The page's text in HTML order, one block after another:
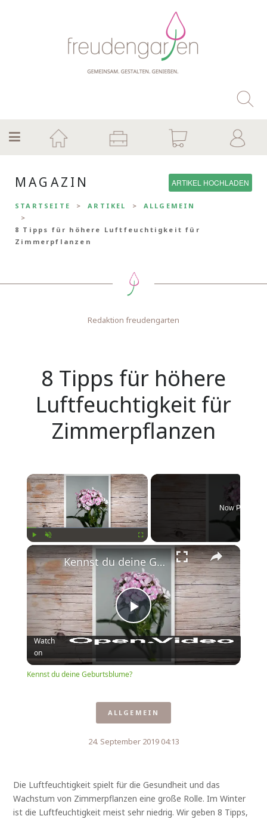
MAGAZIN ARTIKEL HOCHLADEN
STARTSEITE ARTIKEL ALLGEMEIN
8 Tipps für höhere Luftfeuchtigkeit für
Zimmerpflanzen
Redaktion freudengarten
8 Tipps für höhere
Luftfeuchtigkeit für
Zimmerpflanzen
Fullscreen
Now Playing
Play
Video
Kennst du deine Geburtsblume?
Watch
on
Kennst du deine Geburtsblume?
ALLGEMEIN
24. September 2019 04:13
Die Luftfeuchtigkeit spielt für die Gesundheit und das
Wachstum von Zimmerpflanzen eine große Rolle. Im Winter
ist die Luftfeuchtigkeit meist sehr niedrig. Wir geben 8 Tipps,